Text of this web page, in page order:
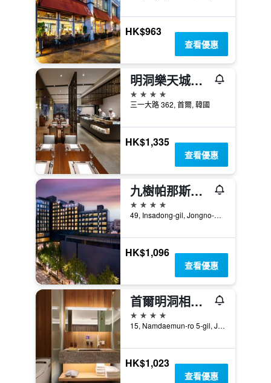
HK$963
查看優惠
明洞樂天城市飯店
4星級
三一大路 362, 首爾, 韓國
HK$1,335
查看優惠
九樹帕那斯首爾仁寺洞
4星級
49, Insadong-gil, Jongno-gu, 首爾, 韓國
HK$1,096
查看優惠
首爾明洞相鐵喜普樂吉酒店
4星級
15, Namdaemun-ro 5-gil, Jung-gu, 首爾, 韓國
HK$1,023
查看優惠